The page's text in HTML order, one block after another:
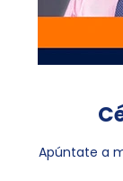
Apúntate a